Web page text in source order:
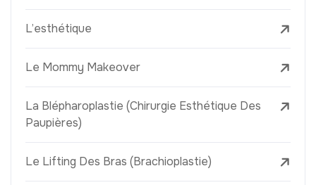
L’esthétique
Le Mommy Makeover
La Blépharoplastie (Chirurgie Esthétique Des
Paupières)
Le Lifting Des Bras (Brachioplastie)